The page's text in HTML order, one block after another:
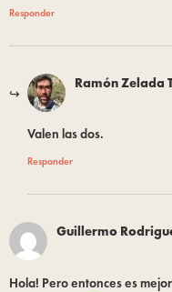
Responder
Ramón Zelada
Valen las dos.
Responder
Guillermo
Hola! Pero entonces es